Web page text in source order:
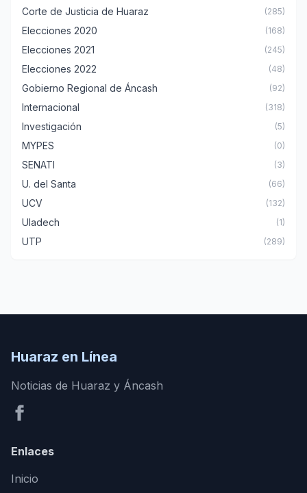
Corte de Justicia de Huaraz (285)
Elecciones 2020 (168)
Elecciones 2021 (245)
Elecciones 2022 (48)
Gobierno Regional de Áncash (92)
Internacional (318)
Investigación (5)
MYPES (0)
SENATI (3)
U. del Santa (66)
UCV (132)
Uladech (1)
UTP (289)
Huaraz en Línea
Noticias de Huaraz y Áncash
Enlaces
Inicio